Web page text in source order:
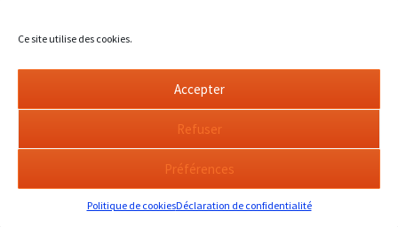
Ce site utilise des cookies.
Accepter
Refuser
Préférences
Politique de cookiesDéclaration de confidentialité